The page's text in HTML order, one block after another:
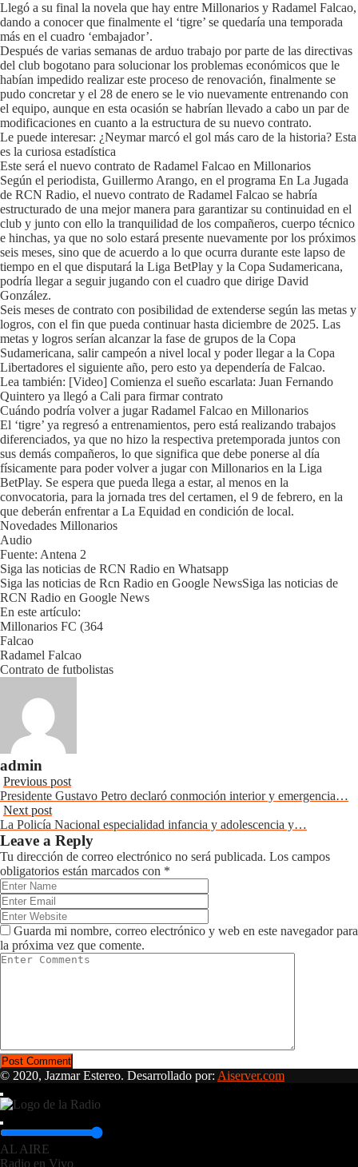
Llegó a su final la novela que hay entre Millonarios y Radamel Falcao,
dando a conocer que finalmente el ‘tigre’ se quedaría una temporada
más en el cuadro ‘embajador’.
Después de varias semanas de arduo trabajo por parte de las directivas
del club bogotano para solucionar los problemas económicos que le
habían impedido realizar este proceso de renovación, finalmente se
pudo concretar y el 28 de enero se le vio nuevamente entrenando con
el equipo, aunque en esta ocasión se habrían llevado a cabo un par de
modificaciones en cuanto a la estructura de su nuevo contrato.
Le puede interesar: ¿Neymar marcó el gol más caro de la historia? Esta
es la curiosa estadística
Este será el nuevo contrato de Radamel Falcao en Millonarios
Según el periodista, Guillermo Arango, en el programa En La Jugada
de RCN Radio, el nuevo contrato de Radamel Falcao se habría
estructurado de una mejor manera para garantizar su continuidad en el
club y junto con ello la tranquilidad de los compañeros, cuerpo técnico
e hinchas, ya que no solo estará presente nuevamente por los próximos
seis meses, sino que de acuerdo a lo que ocurra durante este lapso de
tiempo en el que disputará la Liga BetPlay y la Copa Sudamericana,
podría llegar a seguir jugando con el cuadro que dirige David
González.
Seis meses de contrato con posibilidad de extenderse según las metas y
logros, con el fin que pueda continuar hasta diciembre de 2025. Las
metas y logros serían alcanzar la fase de grupos de la Copa
Sudamericana, salir campeón a nivel local y poder llegar a la Copa
Libertadores el siguiente año, pero esto ya dependería de Falcao.
Lea también: [Video] Comienza el sueño escarlata: Juan Fernando
Quintero ya llegó a Cali para firmar contrato
Cuándo podría volver a jugar Radamel Falcao en Millonarios
El ‘tigre’ ya regresó a entrenamientos, pero está realizando trabajos
diferenciados, ya que no hizo la respectiva pretemporada juntos con
sus demás compañeros, lo que significa que debe ponerse al día
físicamente para poder volver a jugar con Millonarios en la Liga
BetPlay. Se espera que pueda llega a estar, al menos en la
convocatoria, para la jornada tres del certamen, el 9 de febrero, en la
que deberán enfrentar a La Equidad en condición de local.
Novedades Millonarios
Audio
Fuente: Antena 2
Siga las noticias de RCN Radio en Whatsapp
Siga las noticias de Rcn Radio en Google NewsSiga las noticias de
RCN Radio en Google News
En este artículo:
Millonarios FC (364
Falcao
Radamel Falcao
Contrato de futbolistas
admin
Previous post
Presidente Gustavo Petro declaró conmoción interior y emergencia…
Next post
La Policía Nacional especialidad infancia y adolescencia y…
Leave a Reply
Tu dirección de correo electrónico no será publicada. Los campos
obligatorios están marcados con *
Guarda mi nombre, correo electrónico y web en este navegador para
la próxima vez que comente.
© 2020, Jazmar Estereo. Desarrollado por: Aiserver.com
AL AIRE
Radio en Vivo